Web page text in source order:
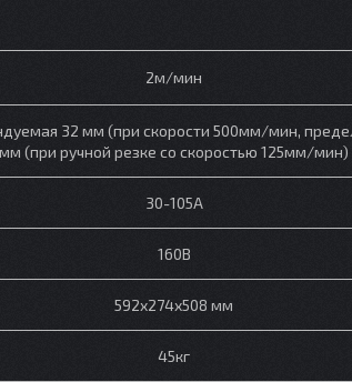
2м/мин
32 мм (при скорости 500мм/мин,
мм (при ручной резке со скоростью 125мм/мин)
30-105А
160В
592х274х508 мм
45кг